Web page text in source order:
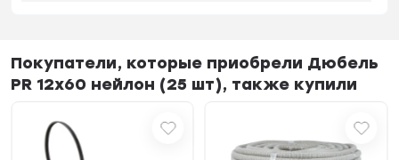
Покупатели, которые приобрели Дюбель
PR 12х60 нейлон (25 шт), также купили